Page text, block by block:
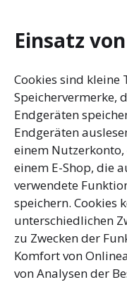
Einsatz
Cookies sind kleine
Speichervermerke,
Endgeräten
Endgeräten
einem
einem E-Shop, die
verwendete
speichern. Cookies
unterschiedlichen
zu Zwecken der
Komfort von
von Analysen der